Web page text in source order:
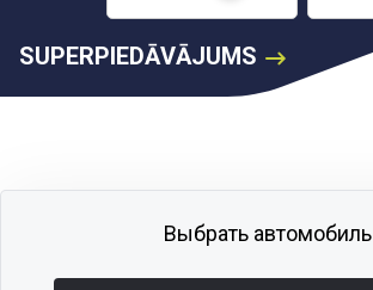
SUPERPIEDĀVĀJUMS
Выбрать автомобиль